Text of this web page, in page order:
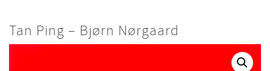
Tan Ping – Bjørn Nørgaard